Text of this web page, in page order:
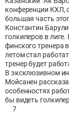
конференции КХЛ,
большая часть
Константин
голкиперов в
финского тренера
летом стал
тренер будет
В эксклюзивном
Мойсанен
особенностях
бы видеть
7